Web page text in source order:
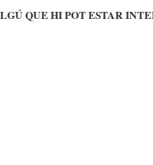
QUE HI POT ESTAR